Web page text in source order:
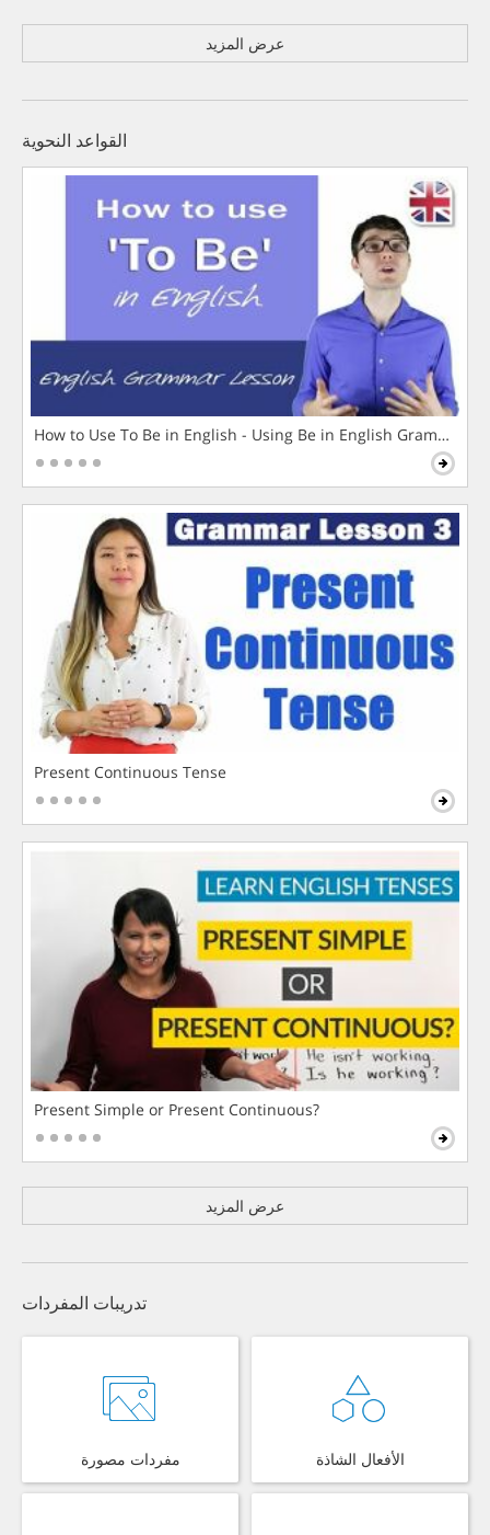
عرض المزيد
القواعد النحوية
How to Use To Be in English - Using Be in English Grammar
Present Continuous Tense
Present Simple or Present Continuous?
عرض المزيد
تدريبات المفردات
مفردات مصورة الأفعال الشاذة